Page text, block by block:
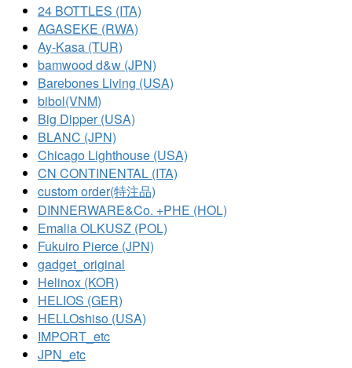
24 BOTTLES (ITA)
AGASEKE (RWA)
Ay-Kasa (TUR)
bamwood d&w (JPN)
Barebones Living (USA)
bibol(VNM)
Big Dipper (USA)
BLANC (JPN)
Chicago Lighthouse (USA)
CN CONTINENTAL (ITA)
custom order(特注品)
DINNERWARE&Co. +PHE (HOL)
Emalia OLKUSZ (POL)
Fukuiro Pierce (JPN)
gadget_original
Helinox (KOR)
HELIOS (GER)
HELLOshiso (USA)
IMPORT_etc
JPN_etc